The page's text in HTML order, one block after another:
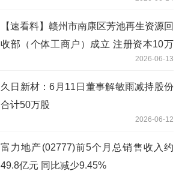
【速看料】赣州市南康区芳池再生资源回
收部（个体工商户）成立 注册资本10万
2026-06-13
久日新材：6月11日董事解敏雨减持股份
合计50万股
2026-06-12
富力地产(02777)前5个月总销售收入约
49.8亿元 同比减少9.45%